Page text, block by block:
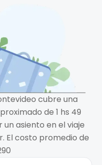
cubre una
de 1 hs 49
un asiento en el viaje
El costo promedio de